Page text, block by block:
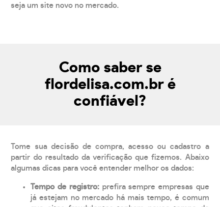
seja um site novo no mercado.
Como saber se
flordelisa.com.br é
confiável?
Tome sua decisão de compra, acesso ou cadastro a
partir do resultado da verificação que fizemos. Abaixo
algumas dicas para você entender melhor os dados:
Tempo de registro: prefira sempre empresas que
já estejam no mercado há mais tempo, é comum